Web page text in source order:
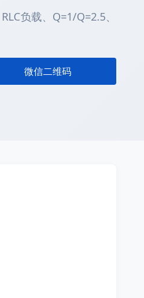
负载、Q=1/Q=2.5、
微信二维码